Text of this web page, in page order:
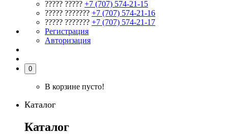
????? ????? +7 (707) 574-21-15
????? ??????? +7 (707) 574-21-16
????? ??????? +7 (707) 574-21-17
Регистрация
Авторизация
0
В корзине пусто!
Каталог
Каталог